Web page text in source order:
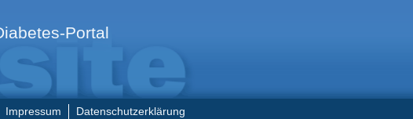
Portal
Impressum Datenschutzerklärung